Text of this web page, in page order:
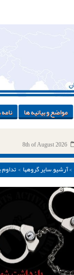
مواضع و بیانیه ها
8th of August 2026
>آرشیو,سایر گروهها > تداوم